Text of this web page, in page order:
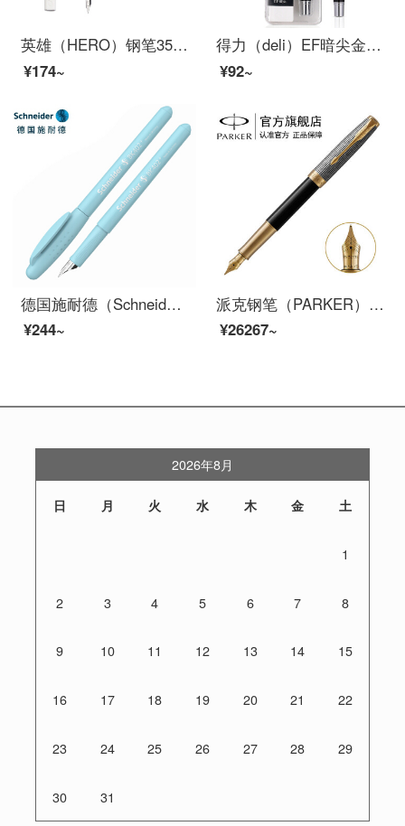
英雄（HERO）钢笔359A正姿 学生办公练字铱金钢笔签字笔 薄厚片工艺铱金笔尖（附加6支墨囊） 蓝白EF尖
¥174~
得力（deli）EF暗尖金属钢笔小学生三年级专用男女矫姿书法练字签字笔礼盒 黑色 单支装
¥92~
德国施耐德（Schneider）钢笔BK402+马卡龙男女学生用练字彩杆EF尖签字笔进口墨水笔土耳其蓝
¥244~
派克钢笔（PARKER）新款卓尔墨水笔男女士高端钢笔签字笔 商务礼品笔书法钢笔 生日礼物 卓尔光影格纹金夹墨水笔
¥26267~
2026年8月
日 月 火 水 木 金 土
1
2 3 4 5 6 7 8
9 10 11 12 13 14 15
16 17 18 19 20 21 22
23 24 25 26 27 28 29
30 31